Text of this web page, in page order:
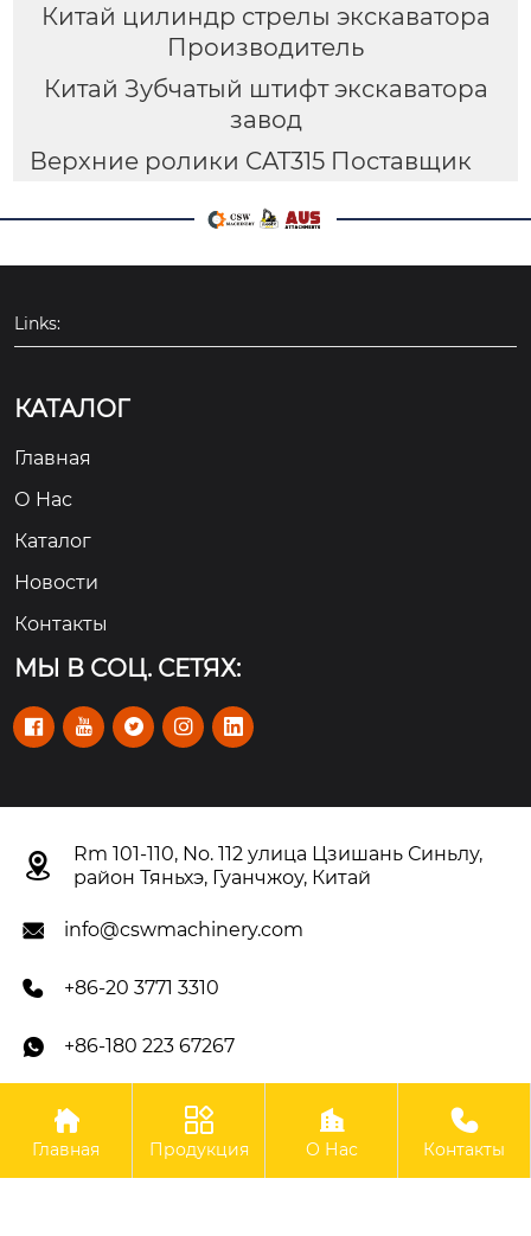
Китай цилиндр стрелы экскаватора
Производитель
Китай Зубчатый штифт экскаватора
завод
Верхние ролики CAT315 Поставщик
Links:
КАТАЛОГ
Главная
О Hас
Каталог
Новости
Контакты
МЫ В СОЦ. СЕТЯХ:
    

Rm 101-110, No. 112 улица Цзишань Синьлу,
район Тяньхэ, Гуанчжоу, Китай
 info@cswmachinery.com
 +86-20 3771 3310
 +86-180 223 67267
Авторское право©OOO Гуанчжоу CSW Machinery Co.,
Limited

Главная

Продукция

О Нас

Контакты